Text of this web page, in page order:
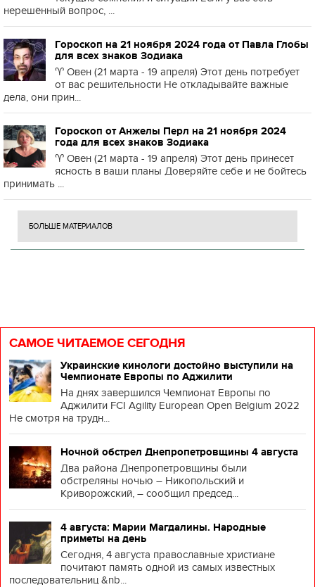
нерешённый вопрос, ...
Гороскоп на 21 ноября 2024 года от Павла Глобы
для всех знаков Зодиака
♈️ Овен (21 марта - 19 апреля) Этот день потребует
от вас решительности Не откладывайте важные
дела, они прин...
Гороскоп от Анжелы Перл на 21 ноября 2024
года для всех знаков Зодиака
♈️ Овен (21 марта - 19 апреля) Этот день принесет
ясность в ваши планы Доверяйте себе и не бойтесь
принимать ...
БОЛЬШЕ МАТЕРИАЛОВ
САМОЕ ЧИТАЕМОЕ СЕГОДНЯ
Украинские кинологи достойно выступили на
Чемпионате Европы по Аджилити
На днях завершился Чемпионат Европы по
Аджилити FCI Agility European Open Belgium 2022
Не смотря на трудн...
Ночной обстрел Днепропетровщины 4 августа
Два района Днепропетровщины были
обстреляны ночью – Никопольский и
Криворожский, – сообщил председ...
4 августа: Марии Магдалины. Народные
приметы на день
Сегодня, 4 августа православные христиане
почитают память одной из самых известных
последовательниц &nb...